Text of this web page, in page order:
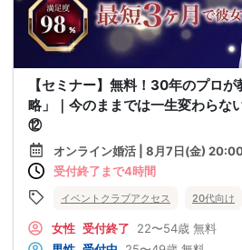
【セミナー】無料！30年のプロ
略」｜今のままでは一生変わらな
⑫
オンライン婚活 | 8月7日(金)
受付終了まで4時間
イベントクラブアクセス 20代向け
女性 受付終了 22〜54歳 無料